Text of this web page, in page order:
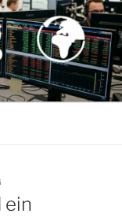
ein